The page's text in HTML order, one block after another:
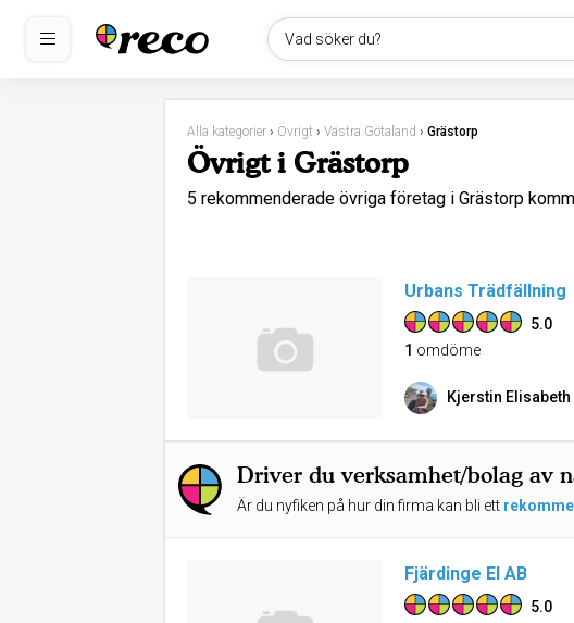
Vad söker du?
Alla kategorier › Övrigt › Västra Götaland › Grästorp
Övrigt i Grästorp
5 rekommenderade övriga företag i Grästorp
Urbans Trädfällning
5.0
1 omdöme
Kjerstin Elisabeth
Driver du verksamhet/bolag av
Är du nyfiken på hur din firma kan bli ett
Fjärdinge El AB
5.0